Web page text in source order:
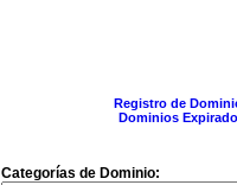
Registro de
Dominios
Categorías de Dominio: